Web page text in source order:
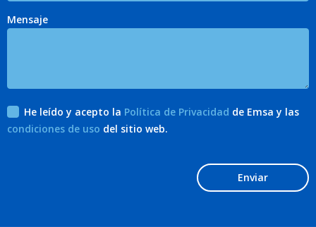
Mensaje
He leído y acepto la Política de Privacidad de Emsa y las
condiciones de uso del sitio web.
Enviar